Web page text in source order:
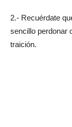
2.- Recuérdate
sencillo perdonar
traición.